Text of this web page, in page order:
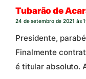
Tubarão de
24 de setembro de 2021 às
Presidente,
Finalmente
é titular absoluto.